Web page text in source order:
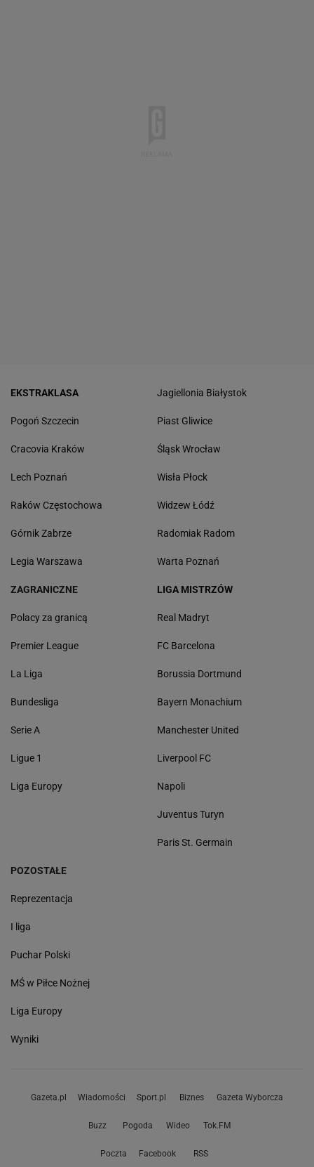
EKSTRAKLASA
Pogoń Szczecin
Cracovia Kraków
Lech Poznań
Raków Częstochowa
Górnik Zabrze
Legia Warszawa
Jagiellonia Białystok
Piast Gliwice
Śląsk Wrocław
Wisła Płock
Widzew Łódź
Radomiak Radom
Warta Poznań
ZAGRANICZNE
Polacy za granicą
Premier League
La Liga
Bundesliga
Serie A
Ligue 1
Liga Europy
LIGA MISTRZÓW
Real Madryt
FC Barcelona
Borussia Dortmund
Bayern Monachium
Manchester United
Liverpool FC
Napoli
Juventus Turyn
Paris St. Germain
POZOSTAŁE
Reprezentacja
I liga
Puchar Polski
MŚ w Piłce Nożnej
Liga Europy
Wyniki
Gazeta.pl Wiadomości Sport.pl Biznes Gazeta Wyborcza
Buzz Pogoda Wideo Tok.FM
Poczta Facebook RSS